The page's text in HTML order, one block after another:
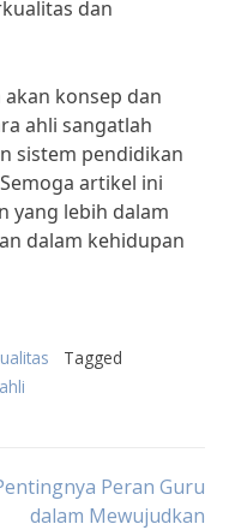
dan
konsep dan
ahli sangatlah
sistem pendidikan
artikel ini
yang lebih dalam
dalam kehidupan
Tagged
Peran Guru
dalam Mewujudkan